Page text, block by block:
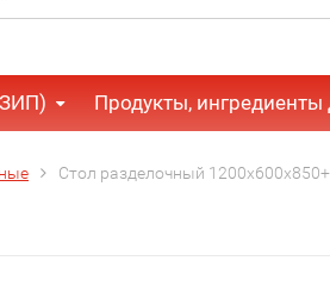
Продукты, ингредиенты
Стол разделочный